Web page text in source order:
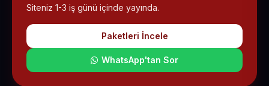
Siteniz 1-3 iş günü içinde yayında.
Paketleri İncele
WhatsApp'tan Sor